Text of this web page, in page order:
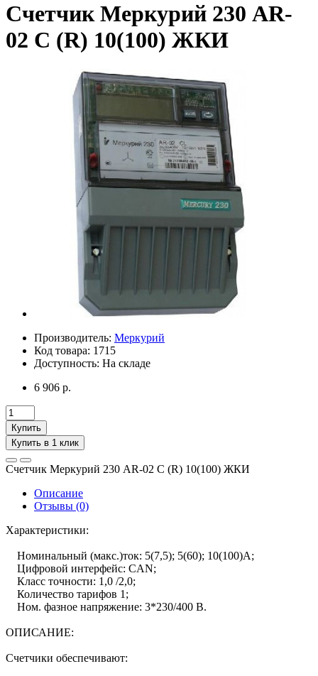
Счетчик Меркурий 230 AR-
02 С (R) 10(100) ЖКИ
Производитель: Меркурий
Код товара: 1715
Доступность: На складе
6 906 р.
Купить
Купить в 1 клик
Счетчик Меркурий 230 AR-02 С (R) 10(100) ЖКИ
Описание
Отзывы (0)
Характеристики:
Номинальный (макс.)ток: 5(7,5); 5(60); 10(100)А;
Цифровой интерфейс: CAN;
Класс точнocти: 1,0 /2,0;
Количество тарифов 1;
Ном. фазное напряжение: 3*230/400 В.
ОПИСАНИЕ:
Счетчики обеспечивают: